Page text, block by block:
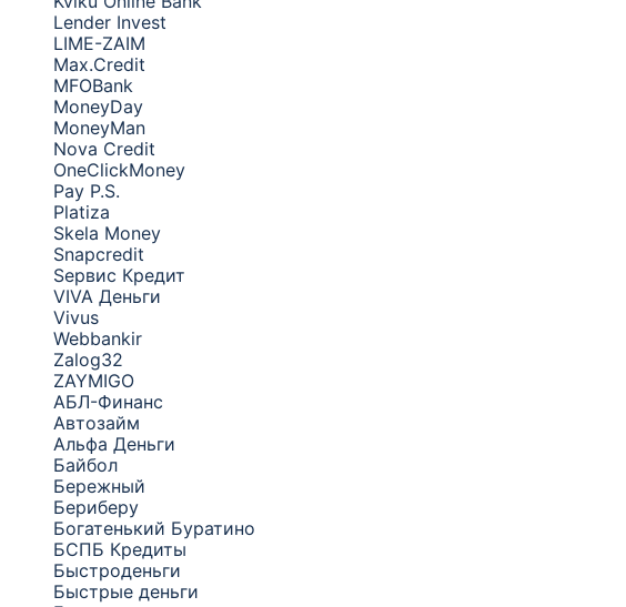
Lender Invest
LIME-ZAIM
Max.Credit
MFOBank
MoneyDay
MoneyMan
Nova Credit
OneClickMoney
Pay P.S.
Platiza
Skela Money
Snapcredit
Sервис Кредит
VIVA Деньги
Vivus
Webbankir
Zalog32
ZAYMIGO
АБЛ-Финанс
Автозайм
Альфа Деньги
Байбол
Бережный
Бериберу
Богатенький Буратино
БСПБ Кредиты
Быстроденьги
Быстрые деньги